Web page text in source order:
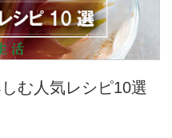
む人気レシピ10選